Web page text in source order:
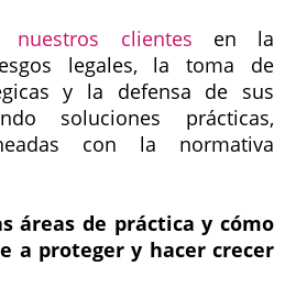
nuestros clientes en la
legales, la toma de
y la defensa de sus
soluciones prácticas,
con la normativa
áreas de práctica y cómo
a proteger y hacer crecer